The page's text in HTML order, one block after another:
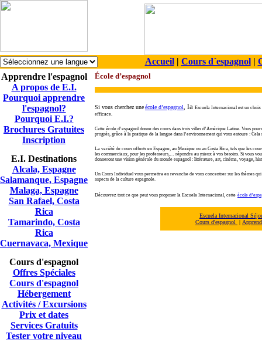
Accueil| Cours d´espagnol|
Apprendre l'espagnol
A propos de E.I.
Pourquoi apprendre
l'espagnol?
Pourquoi E.I.?
Brochures Gratuites
Inscription
E.I. Destinations
Alcala, Espagne
Salamanque, Espagne
Malaga, Espagne
San Rafael, Costa
Rica
Tamarindo, Costa
Rica
Cuernavaca, Mexique
Cours d'espagnol
Offres Spéciales
Cours d'espagnol
Hébergement
Activités / Excursions
Prix et dates
Services Gratuits
Tester votre niveau
École d’espagnol
Si vous cherchez uneécole d’espagnol la Escuela Internacional est un choix
efficace.
Cette école d’espagnol donne des cours dans trois villes d’Amérique Latine. Vous
progrès, grâce à la pratique de la langue dans l’environnement qui vous entoure :
La variété de cours offerts en Espagne, au Mexique ou au Costa Rica, tels que les
les commerciaux, pour les professeurs,… répondra au mieux à vos besoins. Si vous
donneront une vision générale du monde espagnol : littérature, art, cinéma, voyage,
Un Cours Individuel vous permettra en revanche de vous concentrer sur les thèmes
aspects de la culture espagnole.
Découvrez tout ce que peut vous proposer la Escuela Internacional, cette école
Escuela Internacional
Cours d'espagnol
|